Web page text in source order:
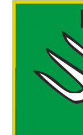
Čađavica